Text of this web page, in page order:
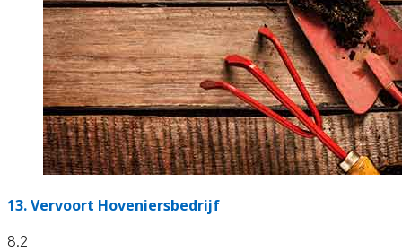
13.Vervoort Hoveniersbedrijf
8.2